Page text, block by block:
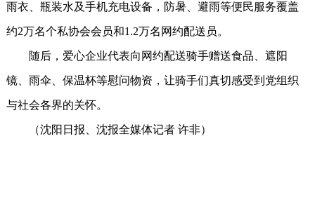
雨衣、瓶装水及手机充电设备，防暑、避雨等便民服务覆盖
约2万名个私协会会员和1.2万名网约配送员。
随后，爱心企业代表向网约配送骑手赠送食品、遮阳
镜、雨伞、保温杯等慰问物资，让骑手们真切感受到党组织
与社会各界的关怀。
（沈阳日报、沈报全媒体记者 许非）